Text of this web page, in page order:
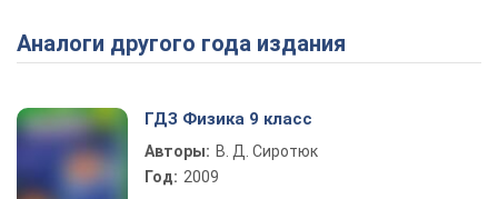
Play Video
Аналоги другого года издания
ГДЗ Физика 9 класс
Авторы: В. Д. Сиротюк
Год: 2009